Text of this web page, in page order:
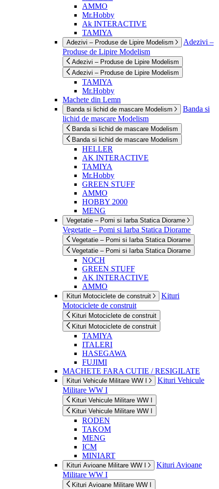
AMMO
Mr.Hobby
Ak INTERACTIVE
TAMIYA
Adezivi – Produse de Lipire Modelism
Adezivi –
Produse de Lipire Modelism
Adezivi – Produse de Lipire Modelism
Adezivi – Produse de Lipire Modelism
TAMIYA
Mr.Hobby
Machete din Lemn
Banda si lichid de mascare Modelism
Banda si
lichid de mascare Modelism
Banda si lichid de mascare Modelism
Banda si lichid de mascare Modelism
HELLER
AK INTERACTIVE
TAMIYA
Mr.Hobby
GREEN STUFF
AMMO
HOBBY 2000
MENG
Vegetatie – Pomi si Iarba Statica Diorame
Vegetatie – Pomi si Iarba Statica Diorame
Vegetatie – Pomi si Iarba Statica Diorame
Vegetatie – Pomi si Iarba Statica Diorame
NOCH
GREEN STUFF
AK INTERACTIVE
AMMO
Kituri Motociclete de construit
Kituri
Motociclete de construit
Kituri Motociclete de construit
Kituri Motociclete de construit
TAMIYA
ITALERI
HASEGAWA
FUJIMI
MACHETE FARA CUTIE / RESIGILATE
Kituri Vehicule Militare WW I
Kituri Vehicule
Militare WW I
Kituri Vehicule Militare WW I
Kituri Vehicule Militare WW I
RODEN
TAKOM
MENG
ICM
MINIART
Kituri Avioane Militare WW I
Kituri Avioane
Militare WW I
Kituri Avioane Militare WW I